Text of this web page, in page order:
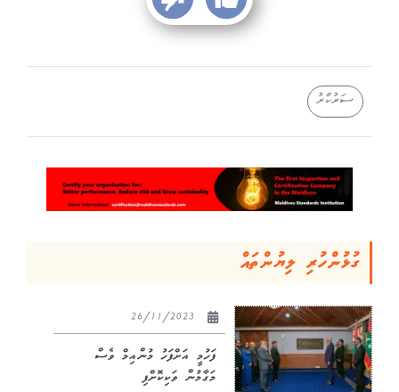
ސަރުކާރު
ގުޅުންހުރި ލިޔުންތައް
ފަހުމީ އަށްފަހު މުންއިމް ވެސް
މަގާމުން ވަކިކޮށްފި